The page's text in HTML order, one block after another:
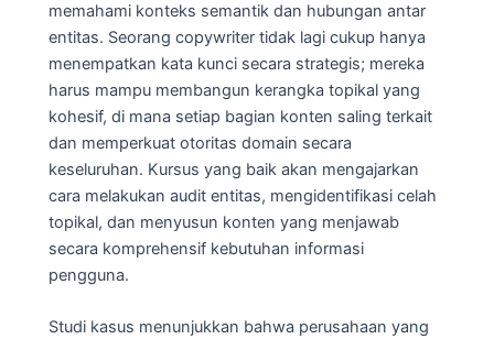
memahami konteks semantik dan hubungan antar
entitas. Seorang copywriter tidak lagi cukup hanya
menempatkan kata kunci secara strategis; mereka
harus mampu membangun kerangka topikal yang
kohesif, di mana setiap bagian konten saling terkait
dan memperkuat otoritas domain secara
keseluruhan. Kursus yang baik akan mengajarkan
cara melakukan audit entitas, mengidentifikasi celah
topikal, dan menyusun konten yang menjawab
secara komprehensif kebutuhan informasi
pengguna.
Studi kasus menunjukkan bahwa perusahaan yang